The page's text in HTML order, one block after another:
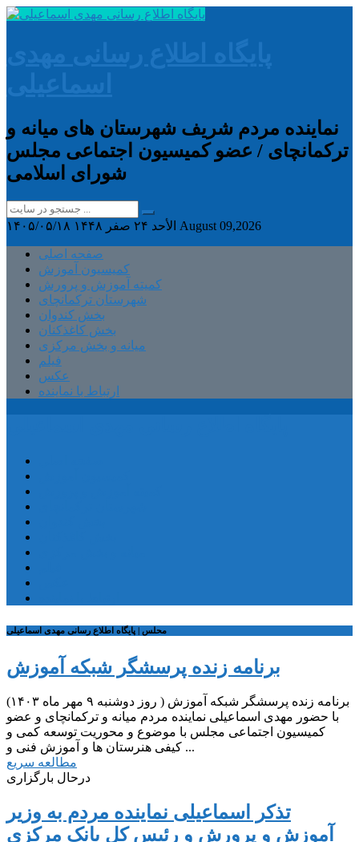
نماینده مردم شریف شهرستان های میانه و
ترکمانچای / عضو کمیسیون اجتماعی مجلس
شورای اسلامی
۱۴۰۵/۰۵/۱۸ الأحد ۲۴ صفر ۱۴۴۸ August 09,2026
صفحه اصلی
کمیسیون آموزش
کمیته آموزش و پرورش
شهرستان ترکمانچای
بخش کندوان
بخش کاغذکنان
میانه و بخش مرکزی
فیلم
عکس
ارتباط با نماینده
محلس | پایگاه اطلاع رسانی مهدی اسماعیلی
برنامه زنده پرسشگر شبکه آموزش
برنامه زنده پرسشگر شبکه آموزش ( روز دوشنبه ۹ مهر ماه ۱۴۰۳)
با حضور مهدی اسماعیلی نماینده مردم میانه و ترکمانچای و عضو
کمیسیون اجتماعی مجلس با موضوع و محوریت توسعه کمی و
کیفی هنرستان ها و آموزش فنی و ...
مطالعه سریع
درحال بارگزاری
تذکر اسماعیلی نماینده مردم به وزیر
آموزش و پرورش و رئیس کل بانک مرکزی